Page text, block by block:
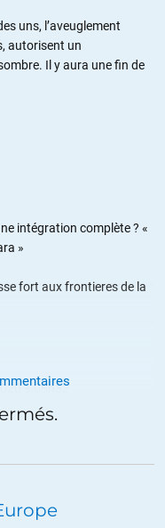
uns, l’aveuglement
autorisent un
Il y aura une fin de
intégration complète ? «
»
fort aux frontieres de la
à 08h32
interne, et non une